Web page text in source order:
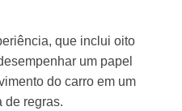
que inclui oito
um papel
do carro em um
de regras.